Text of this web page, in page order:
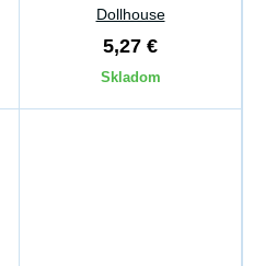
Dollhouse
5,27 €
Skladom